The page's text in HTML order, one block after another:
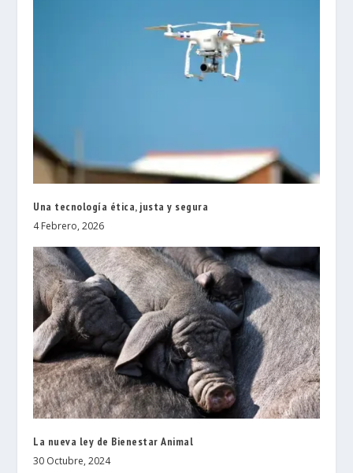
Una tecnología ética, justa y segura
4 Febrero, 2026
La nueva ley de Bienestar Animal
30 Octubre, 2024